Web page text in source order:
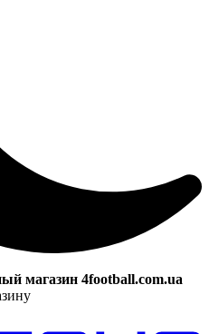
магазин 4football.com.ua